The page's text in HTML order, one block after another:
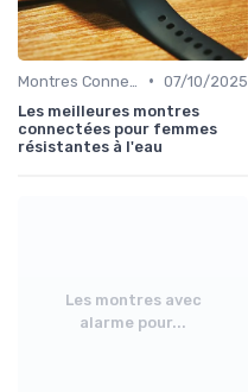
• 07/10/2025
Les meilleures montres
connectées pour femmes
résistantes à l'eau
Les montres avec
alarme pour...